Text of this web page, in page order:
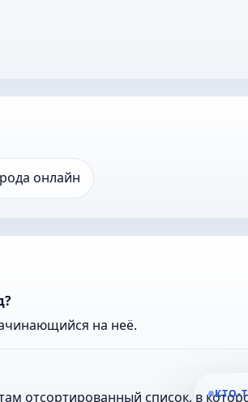
онлайн
на неё.
отсортированный список, в
КТО-